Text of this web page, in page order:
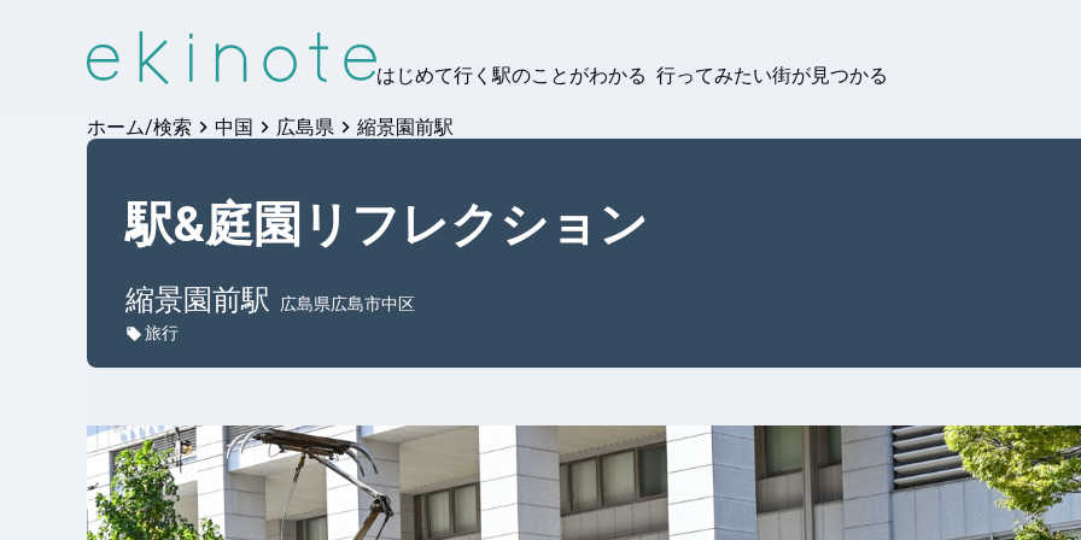
はじめて行く駅のことがわかる 行ってみたい街が見つかる
ホーム/検索 中国 広島県 縮景園前駅
駅&庭園リフレクション
縮景園前駅
広島県広島市中区
旅行